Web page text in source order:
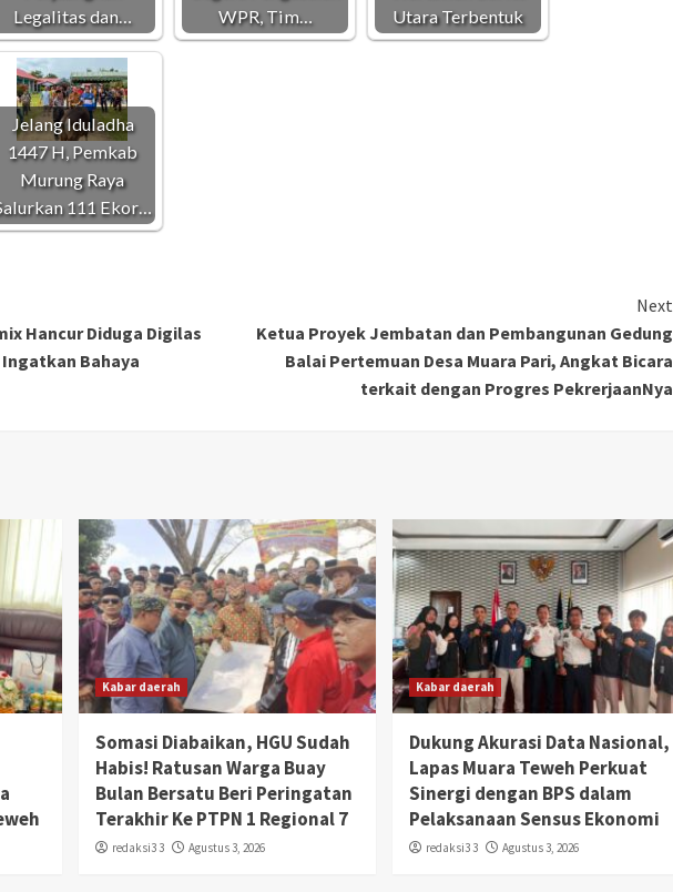
Legalitas dan…
WPR, Tim…
Utara Terbentuk
Jelang Iduladha
1447 H, Pemkab
Murung Raya
111 Ekor…
Hancur Diduga Digilas
Ingatkan Bahaya
Next
Ketua Proyek Jembatan dan Pembangunan Gedung
Balai Pertemuan Desa Muara Pari, Angkat Bicara
terkait dengan Progres PekrerjaanNya
Kabar daerah
Somasi Diabaikan, HGU Sudah
Habis! Ratusan Warga Buay
Bulan Bersatu Beri Peringatan
Terakhir Ke PTPN 1 Regional 7
redaksi3 3 Agustus 3, 2026
Kabar daerah
Dukung Akurasi Data Nasional,
Lapas Muara Teweh Perkuat
Sinergi dengan BPS dalam
Pelaksanaan Sensus Ekonomi
redaksi3 3 Agustus 3, 2026